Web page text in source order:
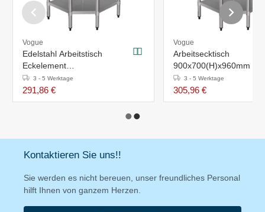
Vogue
Edelstahl Arbeitstisch
Eckelement
800x600(H)x900mm
3 - 5 Werktage
291,86 €
Vogue
Arbeitsecktisch
900x700(H)x960mm
3 - 5 Werktage
305,96 €
Kontaktieren Sie uns!!
Sie werden es nicht bereuen, unser freundliches Personal
hilft Ihnen von ganzem Herzen.